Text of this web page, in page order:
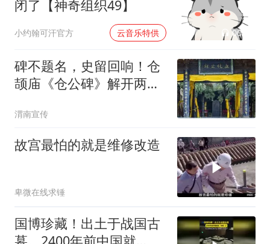
闭了【神奇组织49】
小约翰可汗官方 云音乐特供 00:02
碑不题名，史留回响！仓
颉庙《仓公碑》解开两处
渭南宣传
故宫最怕的就是维修改造
卑微在线求锤
国博珍藏！出土于战国古